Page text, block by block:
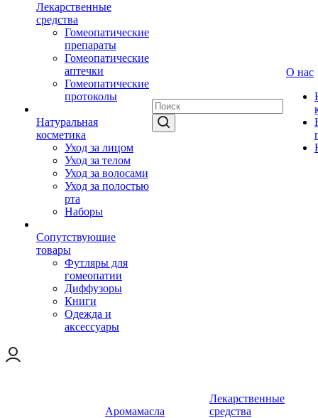
Лекарственные
средства
Гомеопатические
препараты
Гомеопатические
аптечки
Гомеопатические
протоколы
Натуральная
косметика
Уход за лицом
Уход за телом
Уход за волосами
Уход за полостью
рта
Наборы
Сопутствующие
товары
Футляры для
гомеопатии
Диффузоры
Книги
Одежда и
аксессуары
О нас
Аромамасла
Лекарственные
средства